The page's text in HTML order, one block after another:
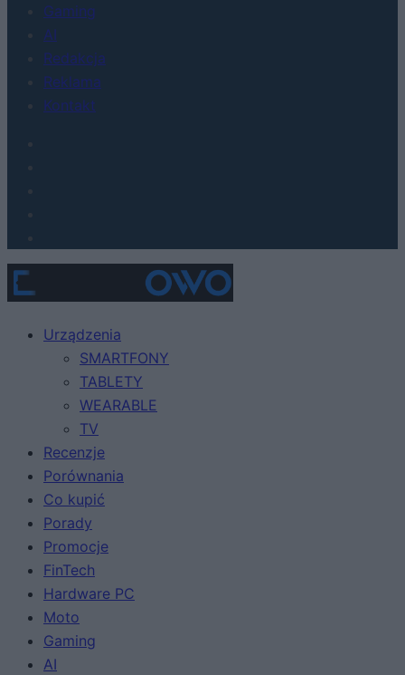
Gaming
AI
Redakcja
Reklama
Kontakt
Urządzenia
SMARTFONY
TABLETY
WEARABLE
TV
Recenzje
Porównania
Co kupić
Porady
Promocje
FinTech
Hardware PC
Moto
Gaming
AI